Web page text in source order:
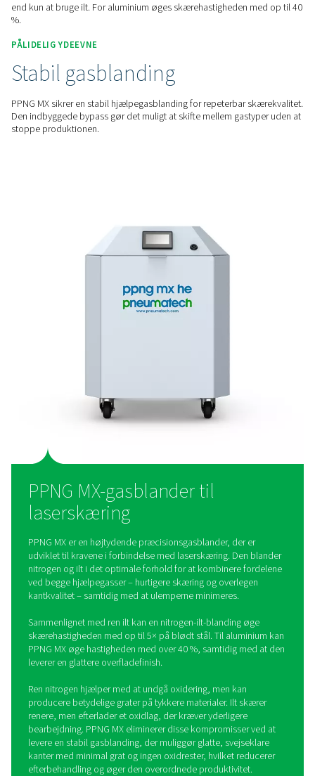
ET RENERE SNIT
Overlegen skærekvalitet
Blanding af nitrogen med ilt giver en glat finish og rene
grat forårsaget af ren nitrogen og det oxidlag, der
ØG PRODUKTIVITETEN
Stabil gasblanding